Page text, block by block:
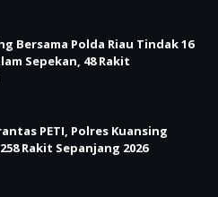
Bersama Polda Riau Tindak 16
Sepekan, 48 Rakit
PETI, Polres Kuansing
Rakit Sepanjang 2026